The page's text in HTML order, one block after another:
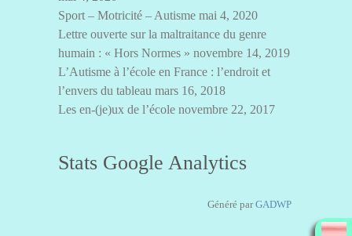
Sport – Motricité – Autisme mai 4, 2020
Lettre ouverte sur la maltraitance du genre
humain : « Hors Normes » novembre 14, 2019
L’Autisme à l’école en France : l’endroit et
l’envers du tableau mars 16, 2018
Les en-(je)ux de l’école novembre 22, 2017
Stats Google Analytics
Généré parGADWP